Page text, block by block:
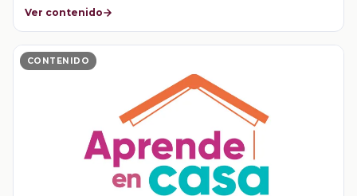
Ver contenido
CONTENIDO